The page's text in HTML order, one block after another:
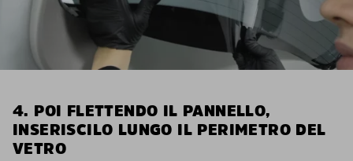
4. POI FLETTENDO IL PANNELLO,
INSERISCILO LUNGO IL PERIMETRO DEL
VETRO